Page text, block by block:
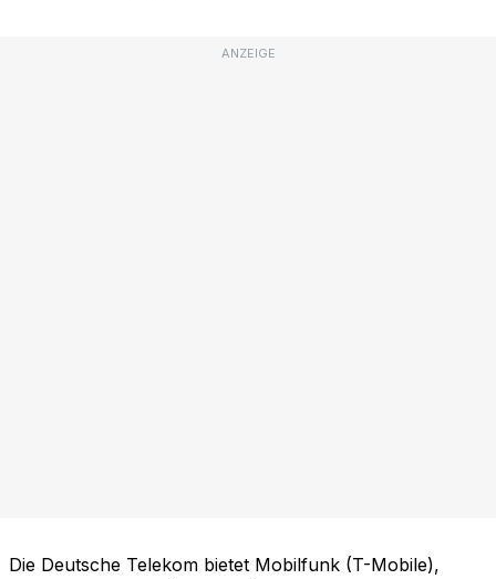
ANZEIGE
Die Deutsche Telekom bietet Mobilfunk (T-Mobile),